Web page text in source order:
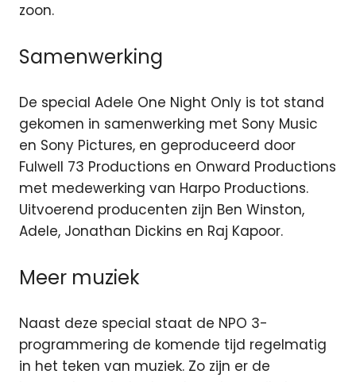
zoon.
Samenwerking
De special Adele One Night Only is tot stand
gekomen in samenwerking met Sony Music
en Sony Pictures, en geproduceerd door
Fulwell 73 Productions en Onward Productions
met medewerking van Harpo Productions.
Uitvoerend producenten zijn Ben Winston,
Adele, Jonathan Dickins en Raj Kapoor.
Meer muziek
Naast deze special staat de NPO 3-
programmering de komende tijd regelmatig
in het teken van muziek. Zo zijn er de